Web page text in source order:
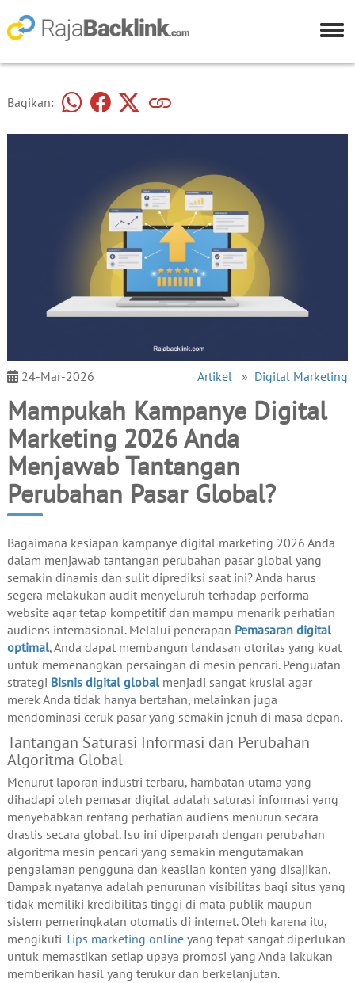
Bagikan:
24-Mar-2026 Artikel » Digital Marketing
Mampukah Kampanye Digital
Marketing 2026 Anda
Menjawab Tantangan
Perubahan Pasar Global?
Bagaimana kesiapan kampanye digital marketing 2026 Anda
dalam menjawab tantangan perubahan pasar global yang
semakin dinamis dan sulit diprediksi saat ini? Anda harus
segera melakukan audit menyeluruh terhadap performa
website agar tetap kompetitif dan mampu menarik perhatian
audiens internasional. Melalui penerapan Pemasaran digital
optimal, Anda dapat membangun landasan otoritas yang kuat
untuk memenangkan persaingan di mesin pencari. Penguatan
strategi Bisnis digital globalmenjadi sangat krusial agar
merek Anda tidak hanya bertahan, melainkan juga
mendominasi ceruk pasar yang semakin jenuh di masa depan.
Tantangan Saturasi Informasi dan Perubahan
Algoritma Global
Menurut laporan industri terbaru, hambatan utama yang
dihadapi oleh pemasar digital adalah saturasi informasi yang
menyebabkan rentang perhatian audiens menurun secara
drastis secara global. Isu ini diperparah dengan perubahan
algoritma mesin pencari yang semakin mengutamakan
pengalaman pengguna dan keaslian konten yang disajikan.
Dampak nyatanya adalah penurunan visibilitas bagi situs yang
tidak memiliki kredibilitas tinggi di mata publik maupun
sistem pemeringkatan otomatis di internet. Oleh karena itu,
mengikuti Tips marketing onlineyang tepat sangat diperlukan
untuk memastikan setiap upaya promosi yang Anda lakukan
memberikan hasil yang terukur dan berkelanjutan.